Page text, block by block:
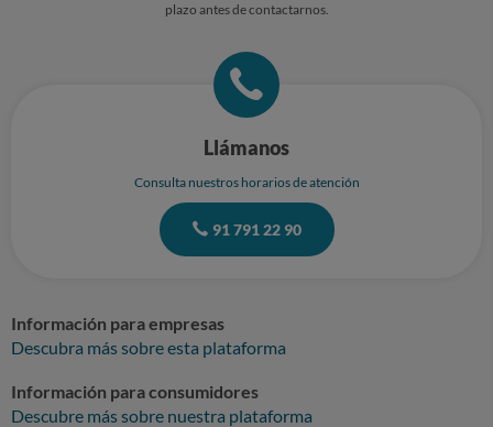
plazo antes de contactarnos.
Llámanos
Consulta nuestros horarios de atención
91 791 22 90
Información para empresas
Descubra más sobre esta plataforma
Información para consumidores
Descubre más sobre nuestra plataforma